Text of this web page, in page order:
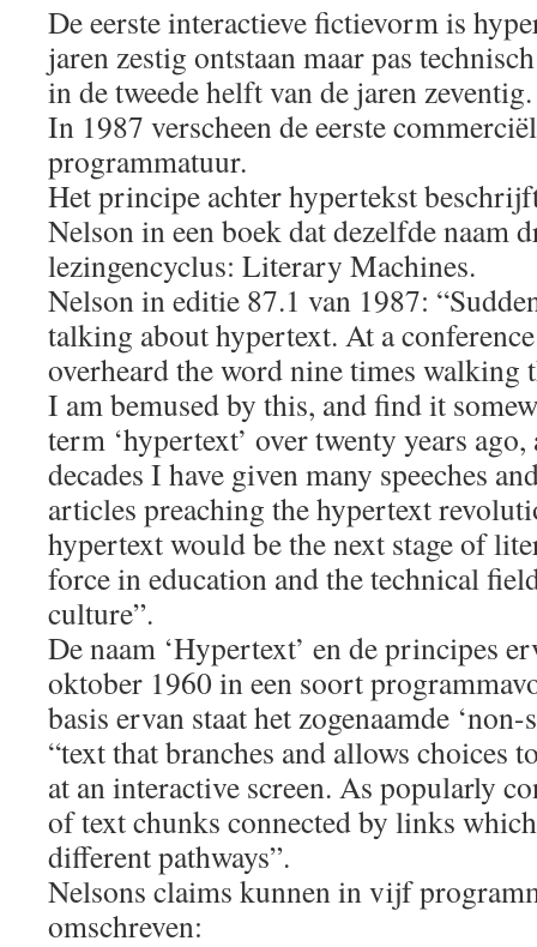
De eerste interactieve fictievorm is
jaren zestig ontstaan maar pas
in de tweede helft van de jaren zeventig.
In 1987 verscheen de eerste
programmatuur.
Het principe achter hypertekst
Nelson in een boek dat dezelfde naam
lezingencyclus: Literary Machines.
Nelson in editie 87.1 van 1987:
talking about hypertext. At a
overheard the word nine times walking
I am bemused by this, and find it
term ‘hypertext’ over twenty years
decades I have given many speeches
articles preaching the hypertext
hypertext would be the next stage of
force in education and the technical
culture”.
De naam ‘Hypertext’ en de principes
oktober 1960 in een soort
basis ervan staat het zogenaamde
“text that branches and allows choices
at an interactive screen. As popularly
of text chunks connected by links
different pathways”.
Nelsons claims kunnen in vijf
omschreven: